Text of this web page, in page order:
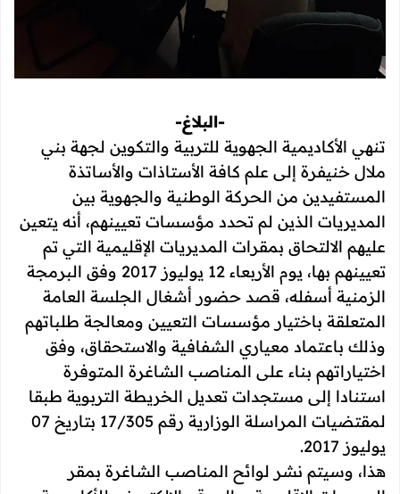
-البلاغ-
تنهي الأكاديمية الجهوية للتربية والتكوين لجهة بني
ملال خنيفرة إلى علم كافة الأستاذات والأساتذة
المستفيدين من الحركة الوطنية والجهوية بين
المديريات الذين لم تحدد مؤسسات تعيينهم، أنه يتعين
عليهم الالتحاق بمقرات المديريات الإقليمية التي تم
تعيينهم بها، يوم الأربعاء 12 يوليوز 2017 وفق البرمجة
الزمنية أسفله، قصد حضور أشغال الجلسة العامة
المتعلقة باختيار مؤسسات التعيين ومعالجة طلباتهم
وذلك باعتماد معياري الشفافية والاستحقاق، وفق
اختياراتهم بناء على المناصب الشاغرة المتوفرة
استنادا إلى مستجدات تعديل الخريطة التربوية طبقا
لمقتضيات المراسلة الوزارية رقم 17/305 بتاريخ 07
يوليوز 2017.
هذا، وسيتم نشر لوائح المناصب الشاغرة بمقر